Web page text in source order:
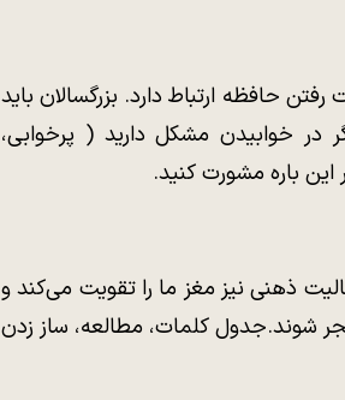
حافظه ارتباط دارد. بزرگسالان باید
در خوابیدن مشکل دارید ( پرخوابی،
باره مشورت کنید.
ذهنی نیز مغز ما را تقویت می‌کند و
شوند.جدول کلمات، مطالعه، ساز زدن